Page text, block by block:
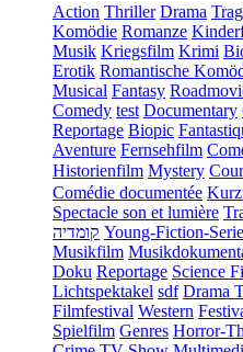
Action Thriller Drama
Komödie Romanze
Musik Kriegsfilm Krimi
Erotik Romantische
Musical Fantasy
Comedy test Documentary
Reportage Biopic
Aventure Fernsehfilm
Historienfilm Mystery
Comédie documentée
Spectacle son et lumière
קומדיה Young-Fiction-Serie
Musikfilm
Doku Reportage Science
Lichtspektakel sdf Drama
Filmfestival Western
Spielfilm Genres Horror-